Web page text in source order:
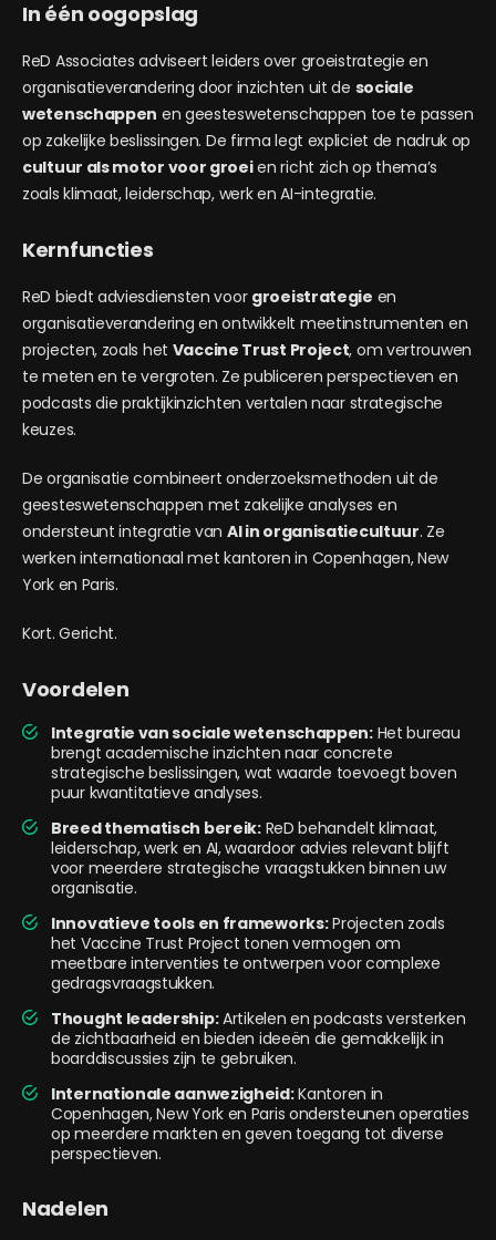
In één oogopslag
ReD Associates adviseert leiders over groeistrategie en
organisatieverandering door inzichten uit de sociale
wetenschappen en geesteswetenschappen toe te passen
op zakelijke beslissingen. De firma legt expliciet de nadruk op
cultuur als motor voor groeien richt zich op thema’s
zoals klimaat, leiderschap, werk en AI-integratie.
Kernfuncties
ReD biedt adviesdiensten voor groeistrategie en
organisatieverandering en ontwikkelt meetinstrumenten en
projecten, zoals het Vaccine Trust Project, om vertrouwen
te meten en te vergroten. Ze publiceren perspectieven en
podcasts die praktijkinzichten vertalen naar strategische
keuzes.
De organisatie combineert onderzoeksmethoden uit de
geesteswetenschappen met zakelijke analyses en
ondersteunt integratie van AI in organisatiecultuur. Ze
werken internationaal met kantoren in Copenhagen, New
York en Paris.
Kort. Gericht.
Voordelen
Integratie van sociale wetenschappen:Het bureau
brengt academische inzichten naar concrete
strategische beslissingen, wat waarde toevoegt boven
puur kwantitatieve analyses.
Breed thematisch bereik:ReD behandelt klimaat,
leiderschap, werk en AI, waardoor advies relevant blijft
voor meerdere strategische vraagstukken binnen uw
organisatie.
Innovatieve tools en frameworks:Projecten zoals
het Vaccine Trust Project tonen vermogen om
meetbare interventies te ontwerpen voor complexe
gedragsvraagstukken.
Thought leadership:Artikelen en podcasts versterken
de zichtbaarheid en bieden ideeën die gemakkelijk in
boarddiscussies zijn te gebruiken.
Internationale aanwezigheid:Kantoren in
Copenhagen, New York en Paris ondersteunen operaties
op meerdere markten en geven toegang tot diverse
perspectieven.
Nadelen